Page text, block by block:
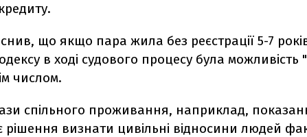
що якщо пара жила без реєстрації 5-7
в ході судового процесу була
числом.
спільного проживання, наприклад,
рішення визнати цивільні відносини людей